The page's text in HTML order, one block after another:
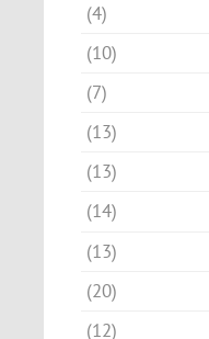
(4)
(10)
(7)
(13)
(13)
(14)
(13)
(20)
(12)